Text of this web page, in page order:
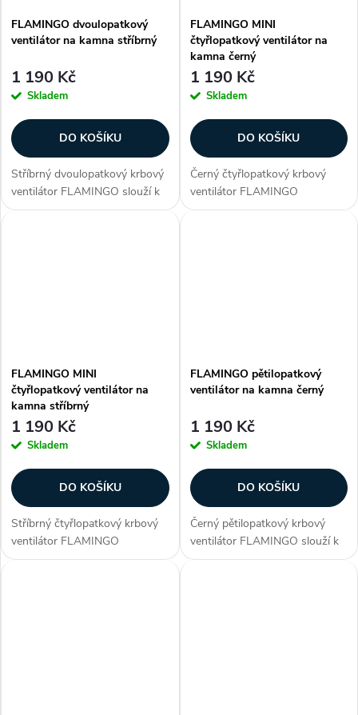
FLAMINGO dvoulopatkový
ventilátor na kamna stříbrný
1 190 Kč
Skladem
DO KOŠÍKU
Stříbrný dvoulopatkový krbový
ventilátor FLAMINGO slouží k
rozhánění teplého vzduchu od
FLAMINGO MINI
čtyřlopatkový ventilátor na
kamna černý
1 190 Kč
Skladem
DO KOŠÍKU
Černý čtyřlopatkový krbový
ventilátor FLAMINGO
MINI slouží k rozhánění teplého
FLAMINGO MINI
čtyřlopatkový ventilátor na
kamna stříbrný
1 190 Kč
Skladem
DO KOŠÍKU
Stříbrný čtyřlopatkový krbový
ventilátor FLAMINGO
MINI slouží k rozhánění teplého
FLAMINGO pětilopatkový
ventilátor na kamna černý
1 190 Kč
Skladem
DO KOŠÍKU
Černý pětilopatkový krbový
ventilátor FLAMINGO slouží k
rozhánění teplého vzduchu od